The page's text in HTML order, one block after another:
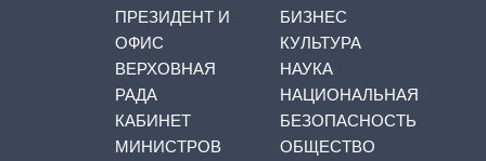
ПРЕЗИДЕНТ И
ОФИС
ВЕРХОВНАЯ
РАДА
КАБИНЕТ
МИНИСТРОВ
БИЗНЕС
КУЛЬТУРА
НАУКА
НАЦИОНАЛЬНАЯ
БЕЗОПАСНОСТЬ
ОБЩЕСТВО